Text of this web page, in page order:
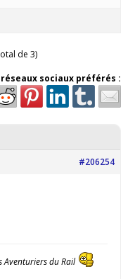
de 3)
sociaux préférés :
#206254
Aventuriers du Rail